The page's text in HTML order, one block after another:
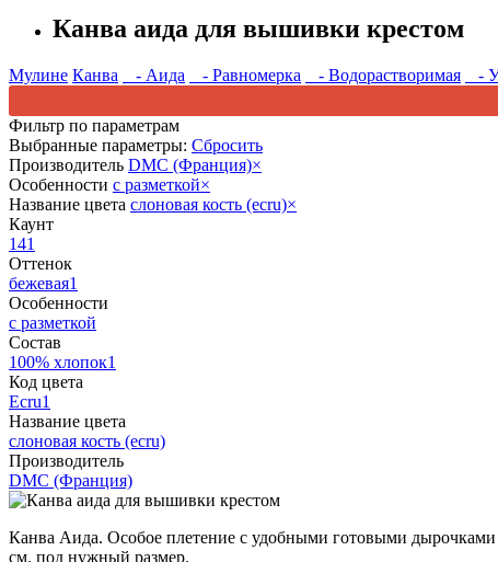
Канва аида для вышивки крестом
Мулине Канва - Аида - Равномерка - Водорастворимая -
Фильтр по параметрам
Выбранные параметры: Сбросить
Производитель DMC (Франция)×
Особенности с разметкой×
Название цвета слоновая кость (ecru)×
Каунт
141
Оттенок
бежевая1
Особенности
с разметкой
Состав
100% хлопок1
Код цвета
Ecru1
Название цвета
слоновая кость (ecru)
Производитель
DMC (Франция)
Канва Аида. Особое плетение с удобными готовыми дырочками
см. под нужный размер.